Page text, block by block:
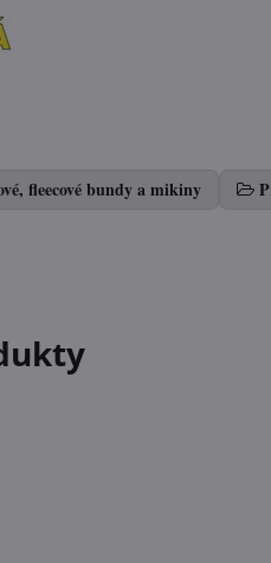
fleecové bundy a mikiny